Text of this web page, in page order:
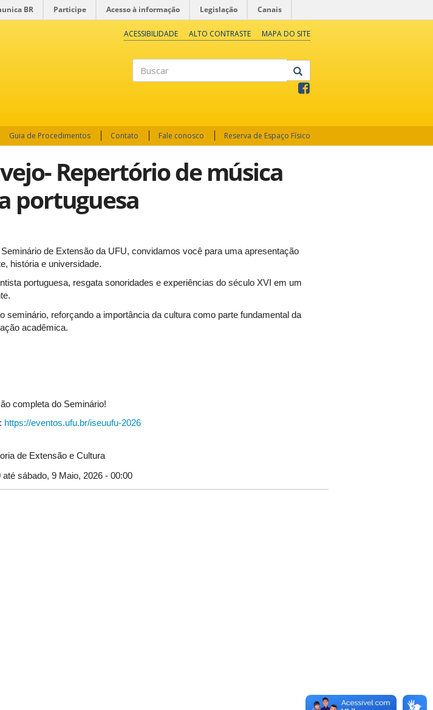
BR Participe Acesso à informação Legislação Canais
ACESSIBILIDADE ALTO CONTRASTE MAPA DO SITE
Guia de Procedimentos Contato Fale conosco Reserva de Espaço Físico
Repertório de música
portuguesa
de Extensão da UFU, convidamos você para uma apresentação
história e universidade.
portuguesa, resgata sonoridades e experiências do século XVI em um
seminário, reforçando a importância da cultura como parte fundamental da
acadêmica.
completa do Seminário!
https://eventos.ufu.br/iseuufu-2026
de Extensão e Cultura
até sábado, 9 Maio, 2026 - 00:00